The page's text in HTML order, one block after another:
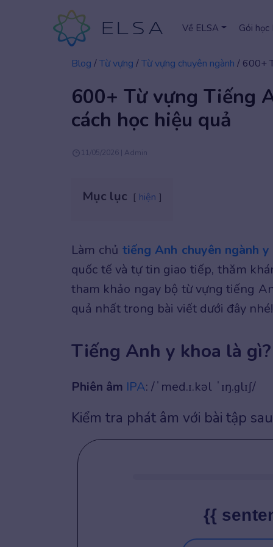
Về ELSA Gói học
Blog /Từ vựng /Từ vựng chuyên ngành / 600+
600+ Từ vựng Tiếng
cách học hiệu quả
11/05/2026 | Admin
Mục lục hiện
Làm chủ tiếng Anh chuyên ngành y
quốc tế và tự tin giao tiếp, thăm
tham khảo ngay bộ từ vựng tiếng
quả nhất trong bài viết dưới đây nhé!
Tiếng Anh y khoa là gì?
Phiên âm IPA: /ˈmed.ɪ.kəl ˈɪŋ.ɡlɪʃ/
Kiểm tra phát âm với bài tập
{{